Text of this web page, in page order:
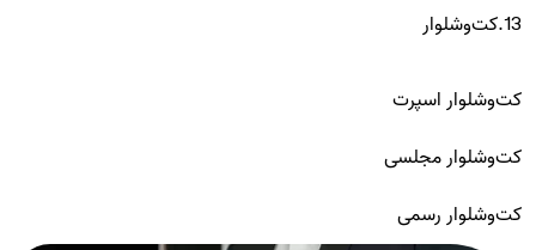
13.کت‌وشلوار
کت‌وشلوار اسپرت
کت‌وشلوار مجلسی
کت‌وشلوار رسمی